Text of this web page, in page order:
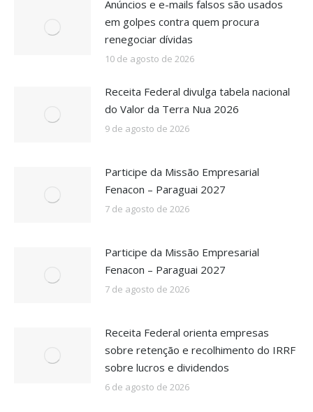
Anúncios e e-mails falsos são usados
em golpes contra quem procura
renegociar dívidas
10 de agosto de 2026
Receita Federal divulga tabela nacional
do Valor da Terra Nua 2026
9 de agosto de 2026
Participe da Missão Empresarial
Fenacon – Paraguai 2027
7 de agosto de 2026
Participe da Missão Empresarial
Fenacon – Paraguai 2027
7 de agosto de 2026
Receita Federal orienta empresas
sobre retenção e recolhimento do IRRF
sobre lucros e dividendos
6 de agosto de 2026